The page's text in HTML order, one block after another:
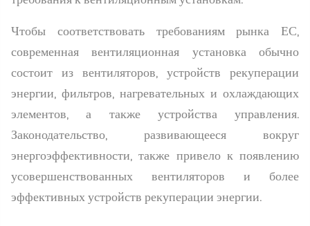
Чтобы соответствовать требованиям рынка ЕС,
современная вентиляционная установка обычно
состоит из вентиляторов, устройств рекуперации
энергии, фильтров, нагревательных и охлаждающих
элементов, а также устройства управления.
Законодательство, развивающееся вокруг
энергоэффективности, также привело к появлению
усовершенствованных вентиляторов и более
эффективных устройств рекуперации энергии.